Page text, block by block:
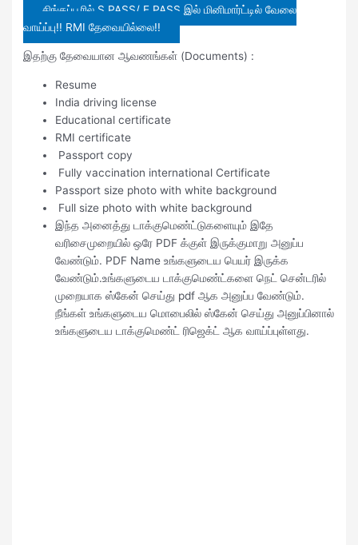
சிங்கப்பூரில் S PASS/ E PASS இல் மினிமார்ட்டில் வேலை
வாய்ப்பு!! RMI தேவையில்லை!!
இதற்கு தேவையான ஆவணங்கள் (Documents) :
Resume
India driving license
Educational certificate
RMI certificate
Passport copy
Fully vaccination international Certificate
Passport size photo with white background
Full size photo with white background
இந்த அனைத்து டாக்குமெண்ட்டுகளையும் இதே
வரிசைமுறையில் ஒரே PDF க்குள் இருக்குமாறு அனுப்ப
வேண்டும். PDF Name உங்களுடைய பெயர் இருக்க
வேண்டும்.உங்களுடைய டாக்குமெண்ட்களை நெட் சென்டரில்
முறையாக ஸ்கேன் செய்து pdf ஆக அனுப்ப வேண்டும்.
நீங்கள் உங்களுடைய மொபைலில் ஸ்கேன் செய்து அனுப்பினால்
உங்களுடைய டாக்குமெண்ட் ரிஜெக்ட் ஆக வாய்ப்புள்ளது.